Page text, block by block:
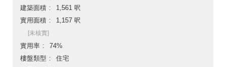
建築面積
1,561 呎
實用面積
1,157 呎
[未核實]
實用率
74%
樓盤類型
住宅